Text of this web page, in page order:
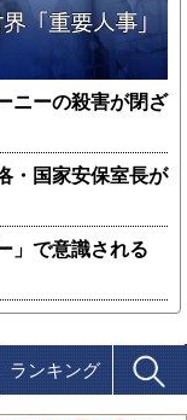
ニーの殺害が閉ざ
・国家安保室長が
」で意識される
ランキング